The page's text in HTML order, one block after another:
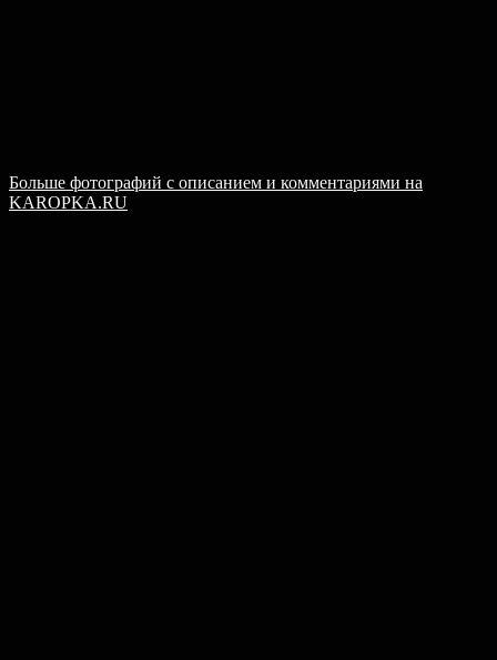
Больше фотографий с описанием и комментариями на
KAROPKA.RU​